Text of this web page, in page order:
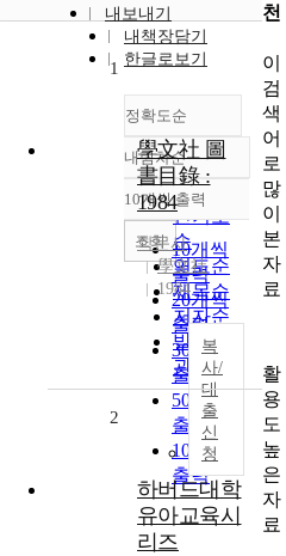
내보내기
내책장담기
한글로보기
정확도순
정확도
순
인기도
순
연도순
제목순
저자순
발행기
관순
내림차순
내림차순
10개씩 출력
10개씩
출력
20개씩
출력
30개씩
출력
50개씩
출력
100개씩
출력
조회
1
學文社 圖
書目錄 :
1984
학문사
學文社
1984
복
사/
대
출
신
청
2
하버드대학
유아교육시
리즈
천
이
검
색
어
로
많
이
본
자
료
활
용
도
높
은
자
료